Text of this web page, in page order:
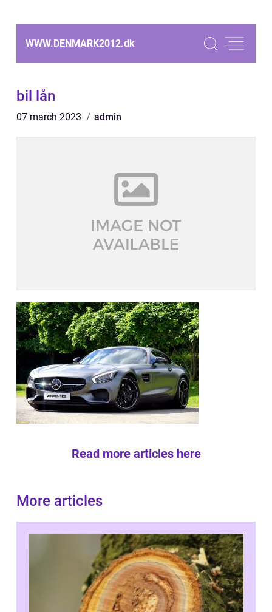
WWW.DENMARK2012.dk
bil lån
07 march 2023 admin
Read more articles here
More articles